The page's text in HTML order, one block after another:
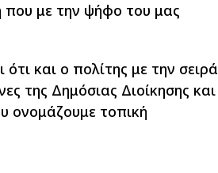
που με την ψήφο του μας
και ο πολίτης με την σειρά
της Δημόσιας Διοίκησης και
ονομάζουμε τοπική